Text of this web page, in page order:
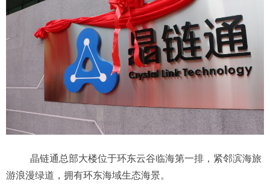
晶链通总部大楼位于环东云谷临海第一排，紧邻滨海旅
游浪漫绿道，拥有环东海域生态海景。